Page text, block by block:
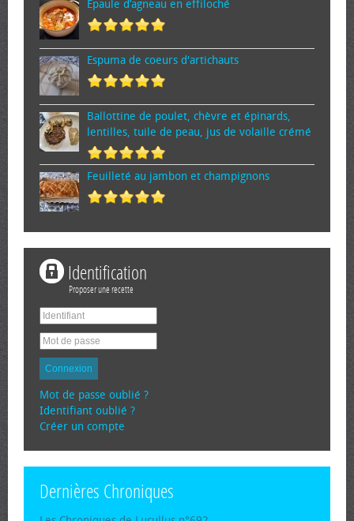
Épaule d’agneau en effiloché
Espuma de cœurs d'artichauts
Ballottine de poulet, chèvre et épinards,
lentilles, tuile de peau, jus de volaille crémé
Feuilleté au jambon et champignons
Identification
Proposer une recette
Connexion
Mot de passe oublié ?
Identifiant oublié ?
Créer un compte
Dernières Chroniques